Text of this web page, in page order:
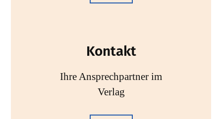
Kontakt
Ihre Ansprechpartner im
Verlag